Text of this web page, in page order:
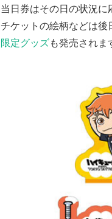
当日券はその日の状況に
チケットの絵柄などは後
限定グッズも発売されま